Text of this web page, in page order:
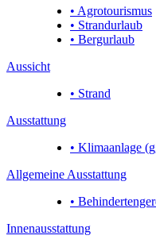
• Agrotourismus
• Strandurlaub
• Bergurlaub
Aussicht
• Strand
Ausstattung
• Klimaanlage
Allgemeine Ausstattung
•
Innenausstattung